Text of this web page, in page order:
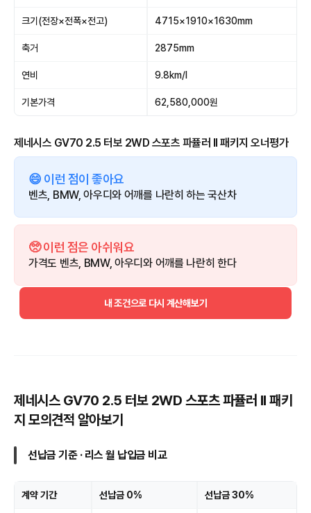
크기(전장×전폭×전고) 4715×1910×1630mm
축거 2875mm
연비 9.8km/l
기본가격 62,580,000원
제네시스 GV70 2.5 터보 2WD 스포츠 파퓰러 Il 패키지 오너평가
😄 이런 점이 좋아요
벤츠, BMW, 아우디와 어깨를 나란히 하는 국산차
🥺 이런 점은 아쉬워요
가격도 벤츠, BMW, 아우디와 어깨를 나란히 한다
내 조건으로 다시 계산해보기
제네시스 GV70 2.5 터보 2WD 스포츠 파퓰러 Il 패키
지 모의견적 알아보기
선납금 기준 · 리스 월 납입금 비교
계약 기간 선납금 0% 선납금 30%